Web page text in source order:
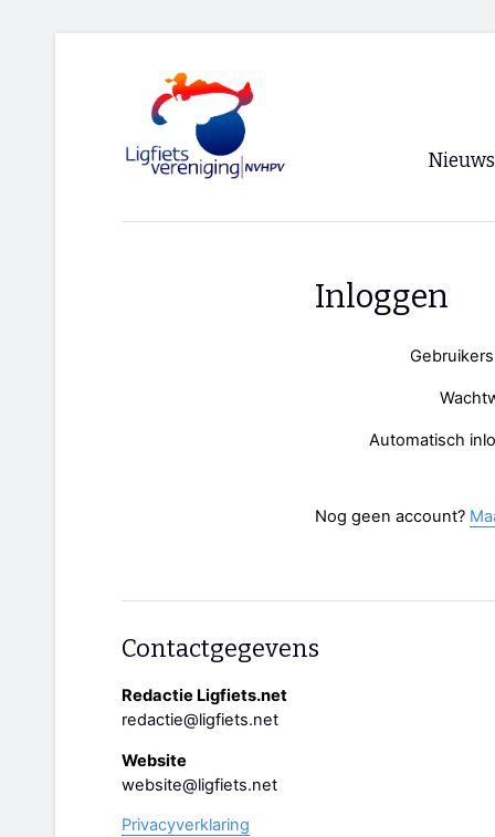
Nieuws
Inloggen
Automatisch
Nog geen account?
Contactgegevens
Redactie Ligfiets.net
redactie@ligfiets.net
Website
website@ligfiets.net
Privacyverklaring